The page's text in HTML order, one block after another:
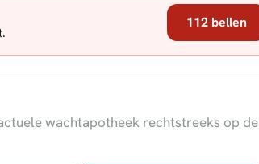
112 bellen
wachtapotheek rechtstreeks op de